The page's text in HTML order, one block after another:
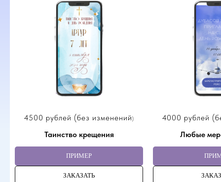
4500 рублей (без изменений)
Таинство крещения
ПРИМЕР
ЗАКАЗАТЬ
4000 рублей
Любые